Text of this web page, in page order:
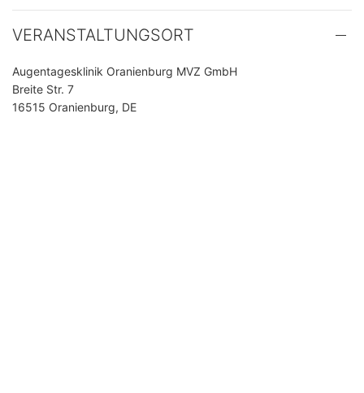
VERANSTALTUNGSORT
Augentagesklinik Oranienburg MVZ GmbH
Breite Str. 7
16515 Oranienburg, DE